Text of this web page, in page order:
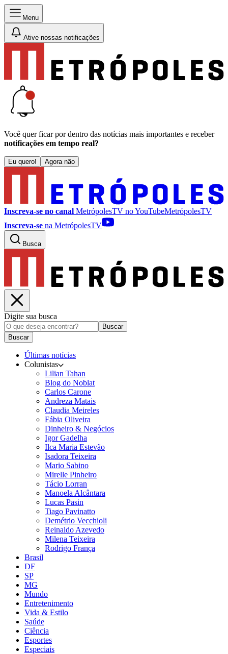
Menu
Ative nossas notificações
Você quer ficar por dentro das notícias mais importantes e receber
notificações em tempo real?
Eu quero! Agora não
Inscreva-se no canal MetrópolesTV noYouTubeMetrópolesTV
Inscreva-se na MetrópolesTV
Busca
Digite sua busca
Buscar
Buscar
Últimas notícias
Colunistas
Lilian Tahan
Blog do Noblat
Carlos Carone
Andreza Matais
Claudia Meireles
Fábia Oliveira
Dinheiro & Negócios
Igor Gadelha
Ilca Maria Estevão
Isadora Teixeira
Mario Sabino
Mirelle Pinheiro
Tácio Lorran
Manoela Alcântara
Lucas Pasin
Tiago Pavinatto
Demétrio Vecchioli
Reinaldo Azevedo
Milena Teixeira
Rodrigo França
Brasil
DF
SP
MG
Mundo
Entretenimento
Vida & Estilo
Saúde
Ciência
Esportes
Especiais